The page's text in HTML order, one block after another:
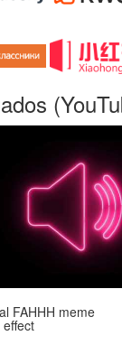
FAHHH meme